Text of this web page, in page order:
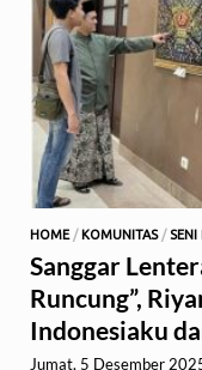
HOME / KOMUNITAS/ SENI
Sanggar
Runcung”,
Indonesiaku
Jumat, 5 Desember